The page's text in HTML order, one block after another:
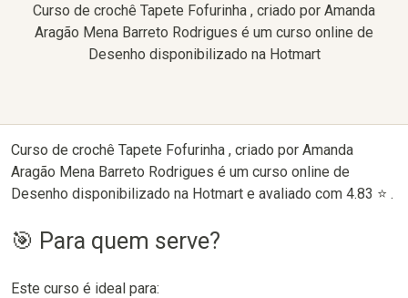
Curso de crochê Tapete Fofurinha , criado por Amanda
Aragão Mena Barreto Rodrigues é um curso online de
Desenho disponibilizado na Hotmart
Curso de crochê Tapete Fofurinha , criado por Amanda
Aragão Mena Barreto Rodrigues é um curso online de
Desenho disponibilizado na Hotmart e avaliado com 4.83 ⭐ .
🎯 Para quem serve?
Este curso é ideal para: